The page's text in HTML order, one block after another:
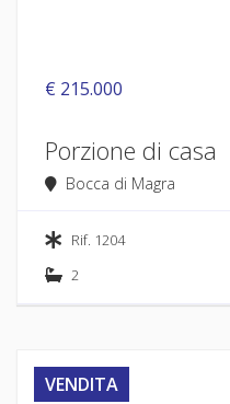
€ 215.000
Porzione di casa
Bocca di Magra
Rif. 1204
2
VENDITA